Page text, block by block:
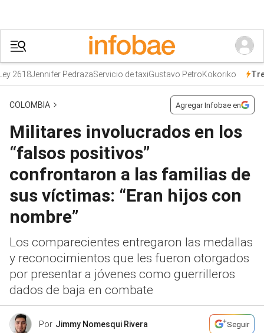
2618Jennifer PedrazaServicio de taxiGustavo PetroKokoriko
COLOMBIA Agregar Infobae en
Militares involucrados en los
“falsos positivos”
confrontaron a las familias de
sus víctimas: “Eran hijos con
nombre”
Los comparecientes entregaron las medallas
y reconocimientos que les fueron otorgados
por presentar a jóvenes como guerrilleros
dados de baja en combate
Por Jimmy Nomesqui Rivera Seguir